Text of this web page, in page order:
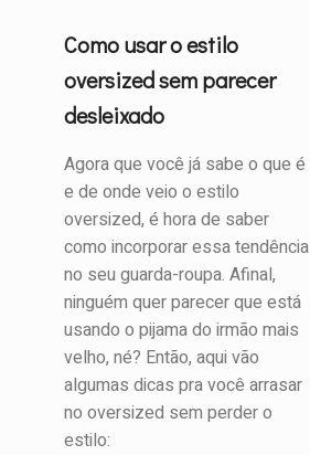
Como usar o estilo
oversized sem parecer
desleixado
Agora que você já sabe o que é
e de onde veio o estilo
oversized, é hora de saber
como incorporar essa tendência
no seu guarda-roupa. Afinal,
ninguém quer parecer que está
usando o pijama do irmão mais
velho, né? Então, aqui vão
algumas dicas pra você arrasar
no oversized sem perder o
estilo: